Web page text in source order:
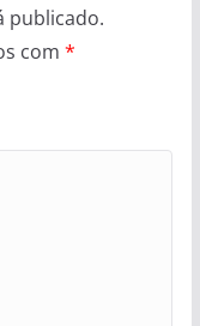
publicado.
com *